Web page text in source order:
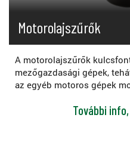
Motorolajszűrők
A motorolajszűrők
mezőgazdasági gépek,
az egyéb motoros gépek
További